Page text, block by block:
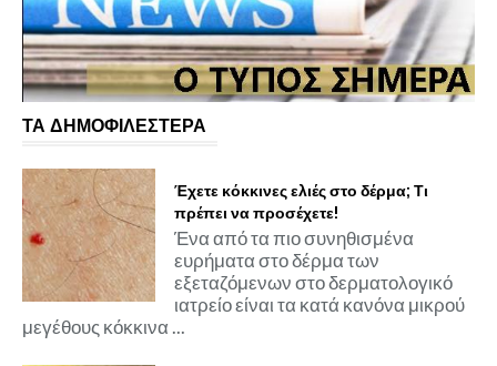
ΤΑ ΔΗΜΟΦΙΛΕΣΤΕΡΑ
Έχετε κόκκινες ελιές στο δέρμα; Τι
πρέπει να προσέχετε!
Ένα από τα πιο συνηθισμένα
ευρήματα στο δέρμα των
εξεταζόμενων στο δερματολογικό
ιατρείο είναι τα κατά κανόνα μικρού
μεγέθους κόκκινα ...